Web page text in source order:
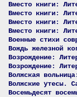
Вместо книги:
Вместо книги:
Вместо книги:
Вместо книги:
Военные стихи
Вождь железной
Возрождение:
Возрождение:
Волжская
Волжские утесы.
Восемьдесят